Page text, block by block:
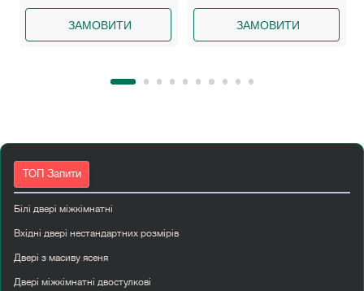
ЗАМОВИТИ ЗАМОВИТИ
ТОП Запити
Білі двері міжкімнатні
Вхідні двері нестандартних розмірів
Двері з масиву ясеня
Двері міжкімнатні двостулкові